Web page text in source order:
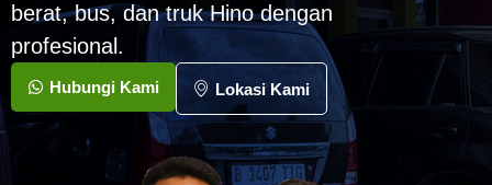
berat, bus, dan truk Hino dengan
profesional.
Hubungi Kami Lokasi Kami